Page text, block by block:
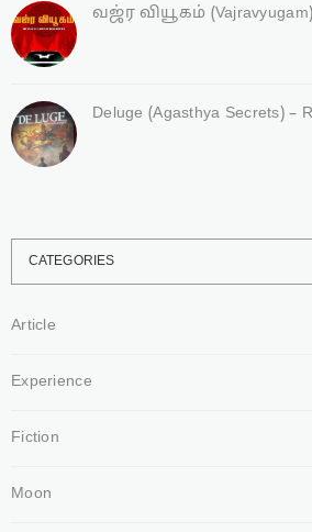
வஜ்ர‌ வியூகம் (Vajravyugam)
Deluge (Agasthya Secrets) –
CATEGORIES
Article
Experience
Fiction
Moon